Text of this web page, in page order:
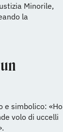
Minorile,
la
e simbolico: «Ho
volo di uccelli